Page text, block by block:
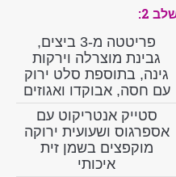
2:
פריטטה מ-3 ביצים,
גבינת מוצרלה וירקות
גינה, בתוספת סלט ירוק
עם חסה, אבוקדו ואגוזים
סטייק אנטריקוט עם
אספרגוס ושעועית ירוקה
מוקפצים בשמן זית
איכותי